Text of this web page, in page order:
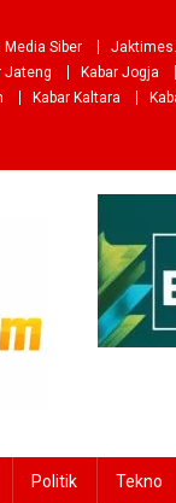
Media Siber
Jateng Kabar Jogja
Kabar Kaltara
Politik Tekno